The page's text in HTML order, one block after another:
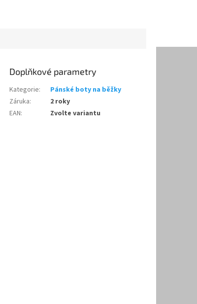
Doplňkové parametry
Kategorie:
Pánské boty na běžky
Záruka:
2 roky
EAN: Zvolte variantu